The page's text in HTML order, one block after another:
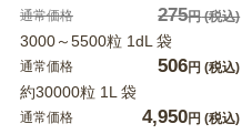
通常価格 275円(税込)
3000～5500粒 1dL 袋
通常価格 506円 (税込)
約30000粒 1L 袋
通常価格 4,950円 (税込)